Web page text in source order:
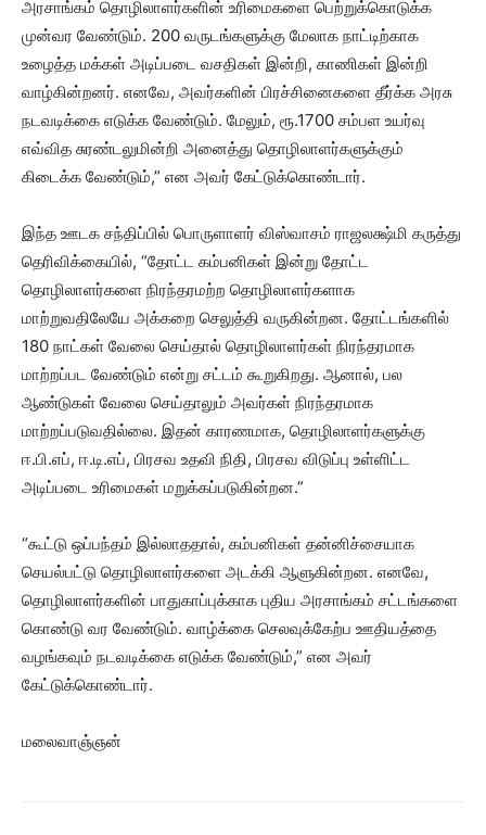
அரசாங்கம் தொழிலாளர்களின் உரிமைகளை பெற்றுக்கொடுக்க
முன்வர வேண்டும். 200 வருடங்களுக்கு மேலாக நாட்டிற்காக
உழைத்த மக்கள் அடிப்படை வசதிகள் இன்றி, காணிகள் இன்றி
வாழ்கின்றனர். எனவே, அவர்களின் பிரச்சினைகளை தீர்க்க அரசு
நடவடிக்கை எடுக்க வேண்டும். மேலும், ரூ.1700 சம்பள உயர்வு
எவ்வித சுரண்டலுமின்றி அனைத்து தொழிலாளர்களுக்கும்
கிடைக்க வேண்டும்,” என அவர் கேட்டுக்கொண்டார்.
இந்த ஊடக சந்திப்பில் பொருளாளர் விஸ்வாசம் ராஜலக்ஷ்மி கருத்து
தெரிவிக்கையில், “தோட்ட கம்பனிகள் இன்று தோட்ட
தொழிலாளர்களை நிரந்தரமற்ற தொழிலாளர்களாக
மாற்றுவதிலேயே அக்கறை செலுத்தி வருகின்றன. தோட்டங்களில்
180 நாட்கள் வேலை செய்தால் தொழிலாளர்கள் நிரந்தரமாக
மாற்றப்பட வேண்டும் என்று சட்டம் கூறுகிறது. ஆனால், பல
ஆண்டுகள் வேலை செய்தாலும் அவர்கள் நிரந்தரமாக
மாற்றப்படுவதில்லை. இதன் காரணமாக, தொழிலாளர்களுக்கு
ஈ.பி.எப், ஈ.டி.எப், பிரசவ உதவி நிதி, பிரசவ விடுப்பு உள்ளிட்ட
அடிப்படை உரிமைகள் மறுக்கப்படுகின்றன.”
“கூட்டு ஒப்பந்தம் இல்லாததால், கம்பனிகள் தன்னிச்சையாக
செயல்பட்டு தொழிலாளர்களை அடக்கி ஆளுகின்றன. எனவே,
தொழிலாளர்களின் பாதுகாப்புக்காக புதிய அரசாங்கம் சட்டங்களை
கொண்டு வர வேண்டும். வாழ்க்கை செலவுக்கேற்ப ஊதியத்தை
வழங்கவும் நடவடிக்கை எடுக்க வேண்டும்,” என அவர்
கேட்டுக்கொண்டார்.
மலைவாஞ்ஞன்